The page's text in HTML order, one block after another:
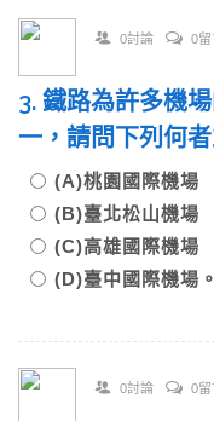
0討論 0留
3. 鐵路為許多機
一，請問下列何
(A)桃園國際機場
(B)臺北松山機場
(C)高雄國際機場
(D)臺中國際機場。
0討論 0留